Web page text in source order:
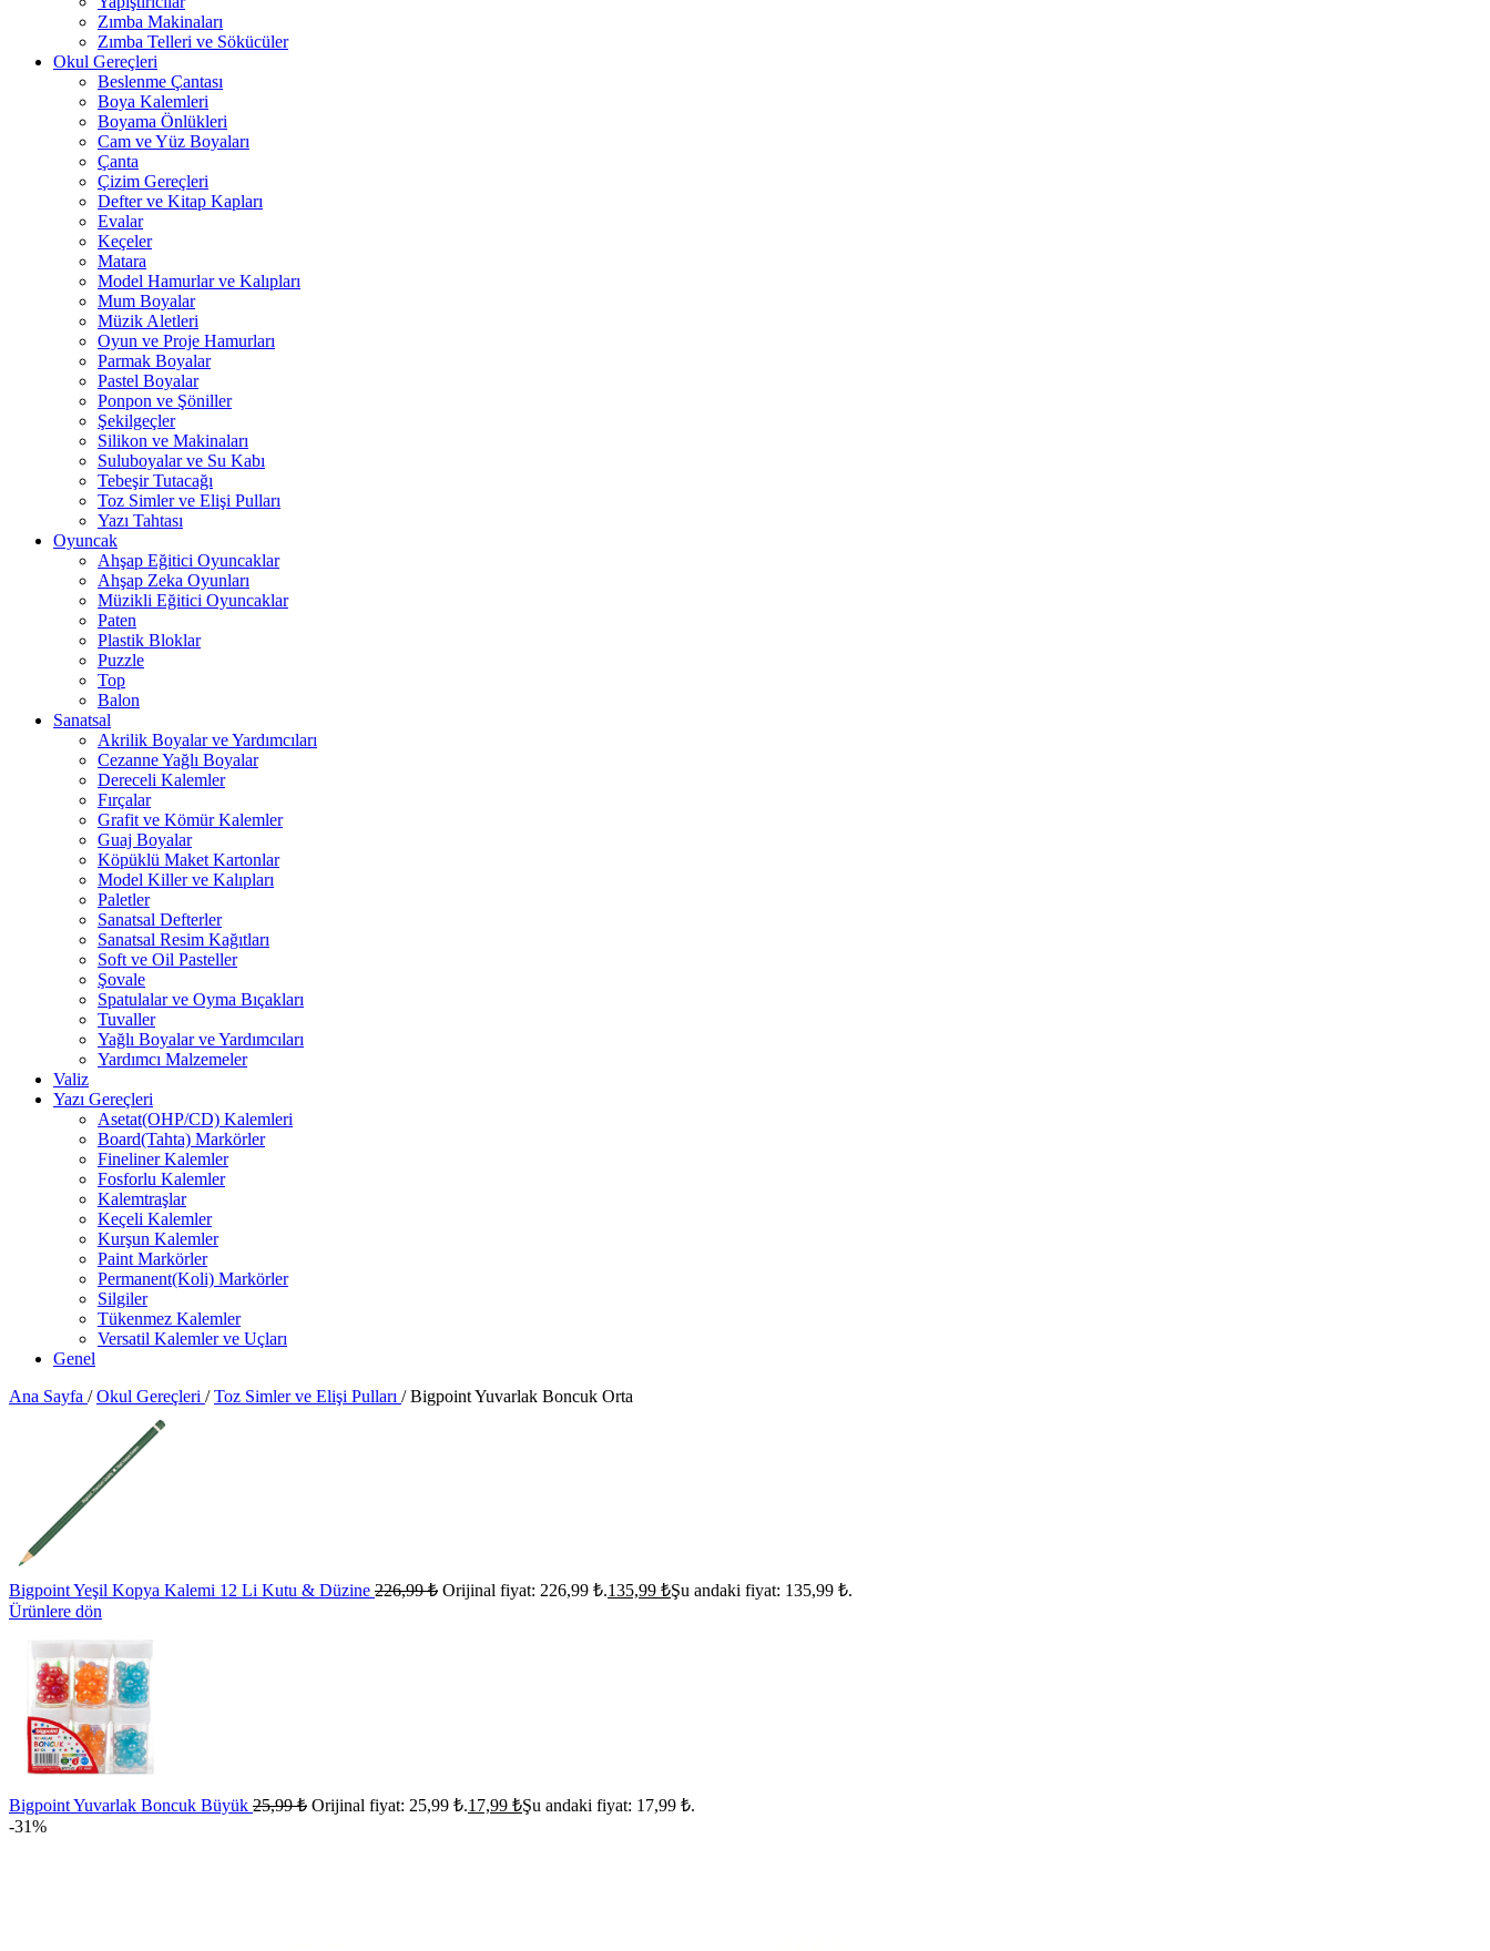
Zımba Makinaları
Zımba Telleri ve Sökücüler
Okul Gereçleri
Beslenme Çantası
Boya Kalemleri
Boyama Önlükleri
Cam ve Yüz Boyaları
Çanta
Çizim Gereçleri
Defter ve Kitap Kapları
Evalar
Keçeler
Matara
Model Hamurlar ve Kalıpları
Mum Boyalar
Müzik Aletleri
Oyun ve Proje Hamurları
Parmak Boyalar
Pastel Boyalar
Ponpon ve Şöniller
Şekilgeçler
Silikon ve Makinaları
Suluboyalar ve Su Kabı
Tebeşir Tutacağı
Toz Simler ve Elişi Pulları
Yazı Tahtası
Oyuncak
Ahşap Eğitici Oyuncaklar
Ahşap Zeka Oyunları
Müzikli Eğitici Oyuncaklar
Paten
Plastik Bloklar
Puzzle
Top
Balon
Sanatsal
Akrilik Boyalar ve Yardımcıları
Cezanne Yağlı Boyalar
Dereceli Kalemler
Fırçalar
Grafit ve Kömür Kalemler
Guaj Boyalar
Köpüklü Maket Kartonlar
Model Killer ve Kalıpları
Paletler
Sanatsal Defterler
Sanatsal Resim Kağıtları
Soft ve Oil Pasteller
Şovale
Spatulalar ve Oyma Bıçakları
Tuvaller
Yağlı Boyalar ve Yardımcıları
Yardımcı Malzemeler
Valiz
Yazı Gereçleri
Asetat(OHP/CD) Kalemleri
Board(Tahta) Markörler
Fineliner Kalemler
Fosforlu Kalemler
Kalemtraşlar
Keçeli Kalemler
Kurşun Kalemler
Paint Markörler
Permanent(Koli) Markörler
Silgiler
Tükenmez Kalemler
Versatil Kalemler ve Uçları
Genel
Ana Sayfa / Okul Gereçleri / Toz Simler ve Elişi Pulları / Bigpoint Yuvarlak Boncuk Orta
Bigpoint Yeşil Kopya Kalemi 12 Li Kutu & Düzine 226,99₺ Orijinal fiyat: 226,99 ₺.135,99 ₺Şu andaki fiyat: 135,99 ₺.
Ürünlere dön
Bigpoint Yuvarlak Boncuk Büyük 25,99₺ Orijinal fiyat: 25,99 ₺.17,99 ₺Şu andaki fiyat: 17,99 ₺.
-31%